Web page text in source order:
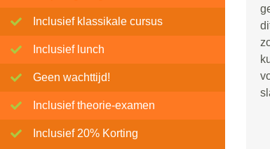
Inclusief klassikale cursus
Inclusief lunch
Geen wachttijd!
Inclusief theorie-examen
Inclusief 20% Korting